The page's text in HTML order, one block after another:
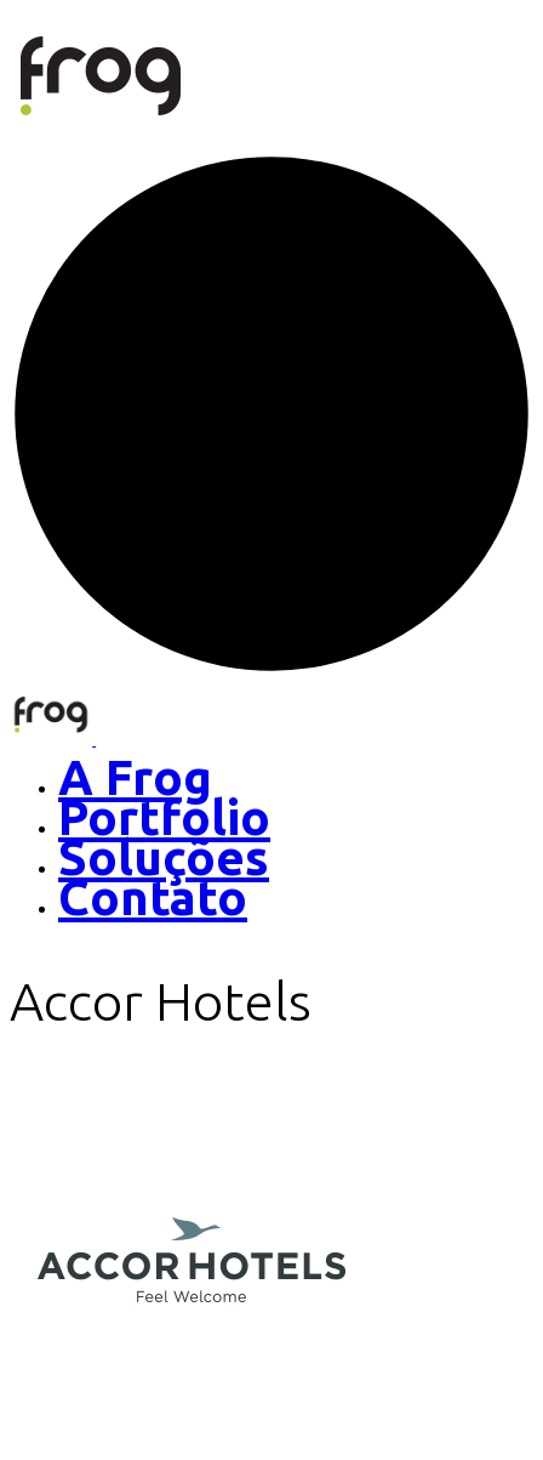
A Frog
Portfolio
Soluções
Contato
Accor Hotels